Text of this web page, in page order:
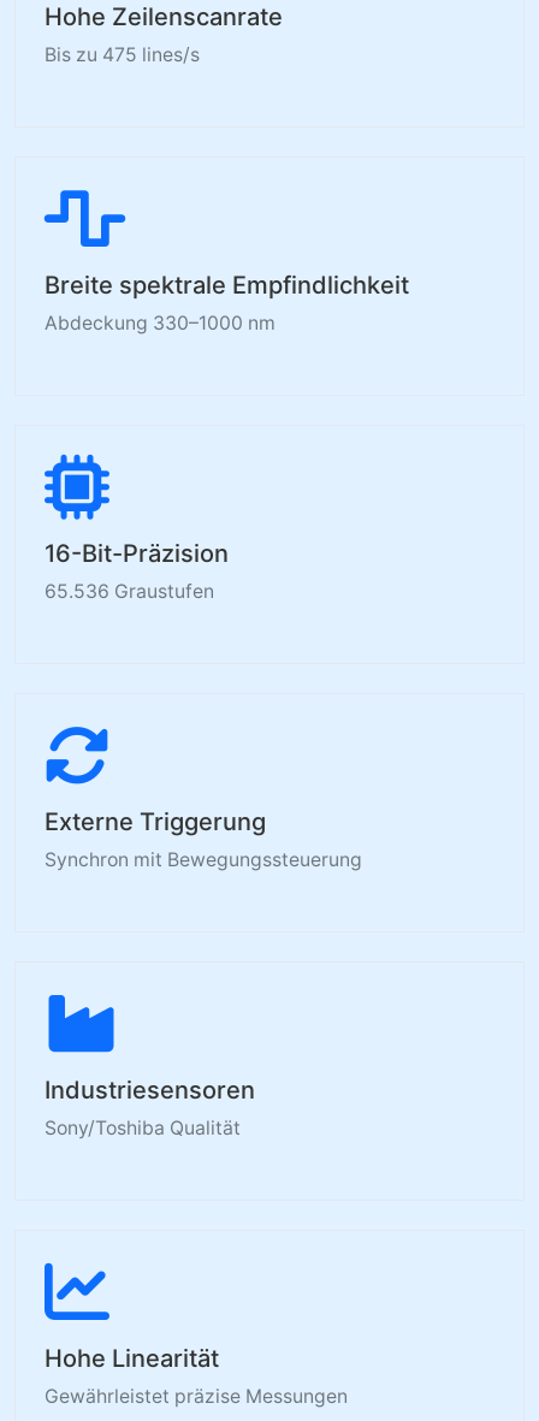
Hohe Zeilenscanrate
Bis zu 475 lines/s
Breite spektrale Empfindlichkeit
Abdeckung 330–1000 nm
16-Bit-Präzision
65.536 Graustufen
Externe Triggerung
Synchron mit Bewegungssteuerung
Industriesensoren
Sony/Toshiba Qualität
Hohe Linearität
Gewährleistet präzise Messungen